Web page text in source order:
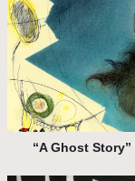
“A Ghost